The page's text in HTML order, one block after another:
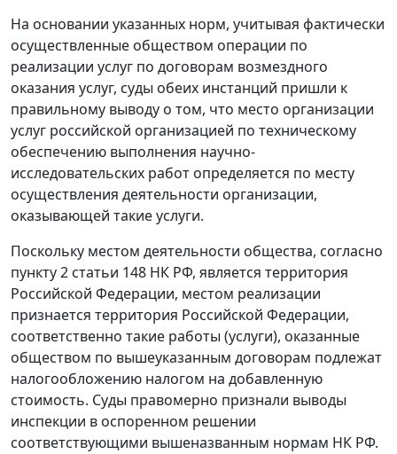
На основании указанных норм, учитывая фактически
осуществленные обществом операции по
реализации услуг по договорам возмездного
оказания услуг, суды обеих инстанций пришли к
правильному выводу о том, что место организации
услуг российской организацией по техническому
обеспечению выполнения научно-
исследовательских работ определяется по месту
осуществления деятельности организации,
оказывающей такие услуги.
Поскольку местом деятельности общества, согласно
пункту 2 статьи 148 НК РФ, является территория
Российской Федерации, местом реализации
признается территория Российской Федерации,
соответственно такие работы (услуги), оказанные
обществом по вышеуказанным договорам подлежат
налогообложению налогом на добавленную
стоимость. Суды правомерно признали выводы
инспекции в оспоренном решении
соответствующими вышеназванным нормам НК РФ.